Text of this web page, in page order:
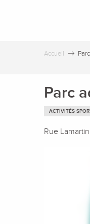
Accueil
Parc
ACTIVITÉS
Rue